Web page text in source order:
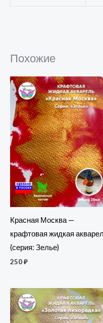
Похожие
Красная Москва —
крафтовая жидкая
(серия: Зелье)
250₽